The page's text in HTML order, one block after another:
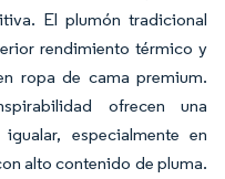
El plumón tradicional
rendimiento térmico y
ropa de cama premium.
ofrecen una
especialmente en
alto contenido de pluma.